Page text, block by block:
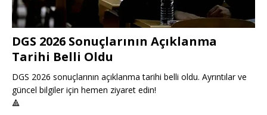
DGS 2026 Sonuçlarının Açıklanma
Tarihi Belli Oldu
DGS 2026 sonuçlarının açıklanma tarihi belli oldu. Ayrıntılar ve
güncel bilgiler için hemen ziyaret edin!
🔺